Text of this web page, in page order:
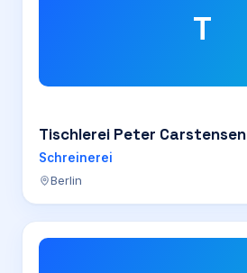
T
Tischlerei Peter Carstensen
Schreinerei
Berlin